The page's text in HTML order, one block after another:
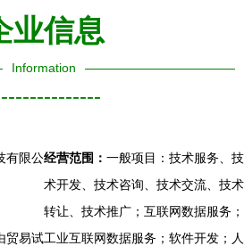
业信息
Information
有限公
贸易试
经营范围： 一般项目：技术服务、技
术开发、技术咨询、技术交流、技术
转让、技术推广；互联网数据服务；
工业互联网数据服务；软件开发；人